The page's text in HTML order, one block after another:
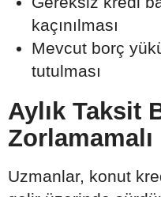
kaçınılması
Mevcut borç
tutulması
Aylık Taksit
Zorlamamalı
Uzmanlar, konut